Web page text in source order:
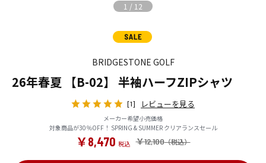
1 / 12
BRIDGESTONE GOLF
26年春夏 【B-02】 半袖ハーフZIPシャツ
[1] レビューを見る
メーカー希望小売価格
対象商品が30％OFF！ SPRING & SUMMER クリアランスセール
￥12,100
￥8,470